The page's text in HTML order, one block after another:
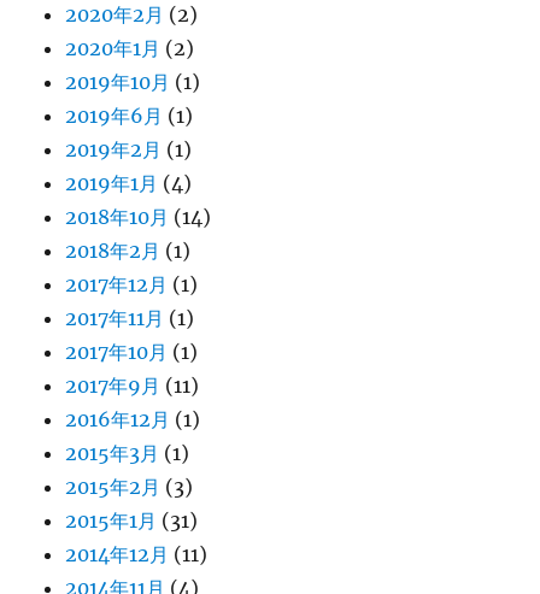
2020年2月 (2)
2020年1月 (2)
2019年10月 (1)
2019年6月 (1)
2019年2月 (1)
2019年1月 (4)
2018年10月 (14)
2018年2月 (1)
2017年12月 (1)
2017年11月 (1)
2017年10月 (1)
2017年9月 (11)
2016年12月 (1)
2015年3月 (1)
2015年2月 (3)
2015年1月 (31)
2014年12月 (11)
2014年11月 (4)